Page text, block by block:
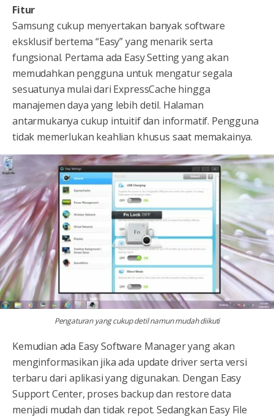
Fitur
Samsung cukup menyertakan banyak software
eksklusif bertema “Easy” yang menarik serta
fungsional. Pertama ada Easy Setting yang akan
memudahkan pengguna untuk mengatur segala
sesuatunya mulai dari ExpressCache hingga
manajemen daya yang lebih detil. Halaman
antarmukanya cukup intuitif dan informatif. Pengguna
tidak memerlukan keahlian khusus saat memakainya.
Pengaturan yang cukup detil namun mudah diikuti
Kemudian ada Easy Software Manager yang akan
menginformasikan jika ada update driver serta versi
terbaru dari aplikasi yang digunakan. Dengan Easy
Support Center, proses backup dan restore data
menjadi mudah dan tidak repot. Sedangkan Easy File